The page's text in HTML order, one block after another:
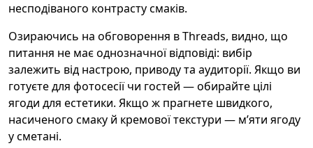
несподіваного контрасту смаків.
Озираючись на обговорення в Threads, видно, що
питання не має однозначної відповіді: вибір
залежить від настрою, приводу та аудиторії. Якщо ви
готуєте для фотосесії чи гостей — обирайте цілі
ягоди для естетики. Якщо ж прагнете швидкого,
насиченого смаку й кремової текстури — м’яти ягоду
у сметані.